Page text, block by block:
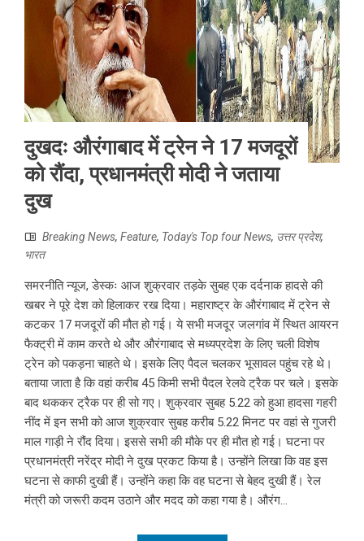
दुखदः औरंगाबाद में ट्रेन ने 17 मजदूरों
को रौंदा, प्रधानमंत्री मोदी ने जताया
दुख
Breaking News, Feature, Today's Top four News, उत्तर प्रदेश,
भारत
समरनीति न्यूज, डेस्कः आज शुक्रवार तड़के सुबह एक दर्दनाक हादसे की
खबर ने पूरे देश को हिलाकर रख दिया। महाराष्ट्र के औरंगाबाद में ट्रेन से
कटकर 17 मजदूरों की मौत हो गई। ये सभी मजदूर जलगांव में स्थित आयरन
फैक्ट्री में काम करते थे और औरंगाबाद से मध्यप्रदेश के लिए चली विशेष
ट्रेन को पकड़ना चाहते थे। इसके लिए पैदल चलकर भूसावल पहुंच रहे थे।
बताया जाता है कि वहां करीब 45 किमी सभी पैदल रेलवे ट्रैक पर चले। इसके
बाद थककर ट्रैक पर ही सो गए। शुक्रवार सुबह 5.22 को हुआ हादसा गहरी
नींद में इन सभी को आज शुक्रवार सुबह करीब 5.22 मिनट पर वहां से गुजरी
माल गाड़ी ने रौंद दिया। इससे सभी की मौके पर ही मौत हो गई। घटना पर
प्रधानमंत्री नरेंद्र मोदी ने दुख प्रकट किया है। उन्होंने लिखा कि वह इस
घटना से काफी दुखी हैं। उन्होंने कहा कि वह घटना से बेहद दुखी हैं। रेल
मंत्री को जरूरी कदम उठाने और मदद को कहा गया है। औरंग...